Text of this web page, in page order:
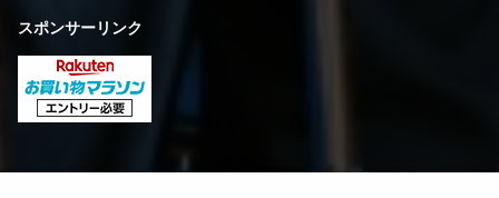
スポンサーリンク